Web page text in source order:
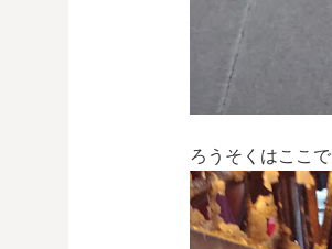
ろうそくはここで